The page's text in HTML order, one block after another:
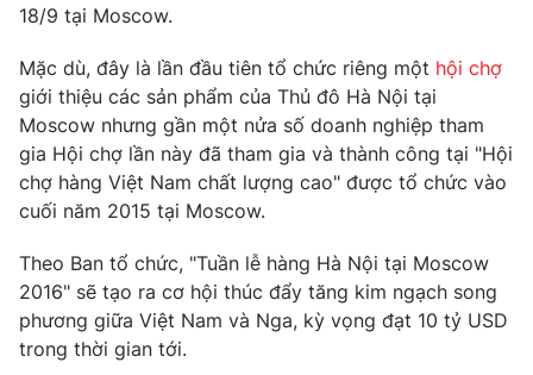
Phim VTV
Hậu trường
Nhân vật
Khán giả
Giải sao mai
Điện ảnh
Âm nhạc
Sao
Đời sống
Du lịch
Làm đẹp
Chất lượng cuộc sống
Giáo dục
Học trực tuyến
Công nghệ
Hitech Công nghệ tương lai
Sản phẩm
Giao lưu trực tuyến
18/9 tại Moscow.
Mặc dù, đây là lần đầu tiên tổ chức riêng một hội chợ
giới thiệu các sản phẩm của Thủ đô Hà Nội tại
Moscow nhưng gần một nửa số doanh nghiệp tham
gia Hội chợ lần này đã tham gia và thành công tại "Hội
chợ hàng Việt Nam chất lượng cao" được tổ chức vào
cuối năm 2015 tại Moscow.
Theo Ban tổ chức, "Tuần lễ hàng Hà Nội tại Moscow
2016" sẽ tạo ra cơ hội thúc đẩy tăng kim ngạch song
phương giữa Việt Nam và Nga, kỳ vọng đạt 10 tỷ USD
trong thời gian tới.